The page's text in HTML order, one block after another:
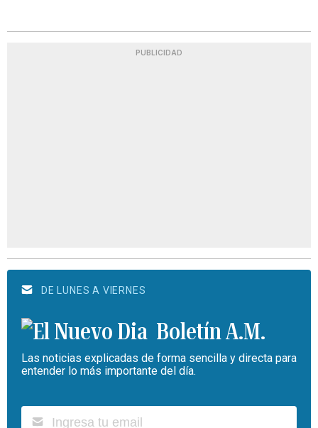
PUBLICIDAD
DE LUNES A VIERNES
Boletín A.M.
Las noticias explicadas de forma sencilla y directa para
entender lo más importante del día.